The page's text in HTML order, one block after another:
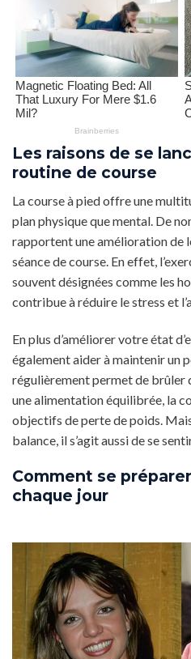
Les raisons de se
routine de course
La course à pied offre une
plan physique que mental. De
rapportent une amélioration de
séance de course. En effet,
souvent désignées comme les
contribue à réduire le stress et
En plus d’améliorer votre état
également aider à maintenir un
régulièrement permet de brûler
une alimentation équilibrée, la
objectifs de perte de poids.
balance, il s’agit aussi de se
Comment se
chaque jour